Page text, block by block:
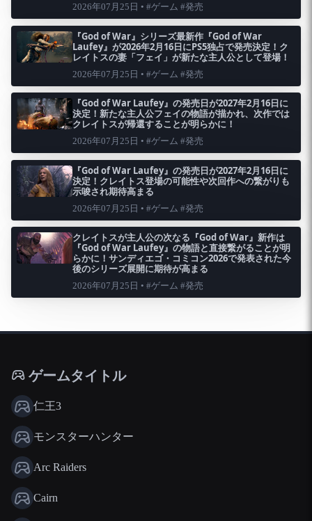
2026年07月25日 • #ゲーム #発売
『God of War』シリーズ最新作『God of War
Laufey』が2026年2月16日にPS5独占で発売決定！ク
レイトスの妻「フェイ」が新たな主人公として登場！
2026年07月25日 • #ゲーム #発売
『God of War Laufey』の発売日が2027年2月16日に
決定！新たな主人公フェイの物語が描かれ、次作では
クレイトスが帰還することが明らかに！
2026年07月25日 • #ゲーム #発売
『God of War Laufey』の発売日が2027年2月16日に
決定！クレイトス登場の可能性や次回作への繋がりも
示唆され期待高まる
2026年07月25日 • #ゲーム #発売
クレイトスが主人公の次なる『God of War』新作は
『God of War Laufey』の物語と直接繋がることが明
らかに！サンディエゴ・コミコン2026で発表された今
後のシリーズ展開に期待が高まる
2026年07月25日 • #ゲーム #発売
ゲームタイトル
仁王3
モンスターハンター
Arc Raiders
Cairn